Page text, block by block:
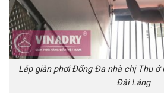
Lắp giàn phơi Đống Đa nhà chị Thu ở
Đài Láng